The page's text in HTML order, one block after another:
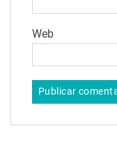
Web